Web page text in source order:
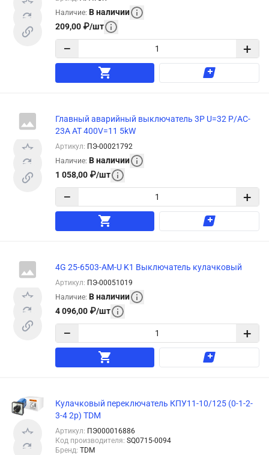
Наличие: В наличии
209,00 ₽/шт
− +
Главный аварийный выключатель 3Р U=32 P/AC-
23A AT 400V=11 5kW
Артикул: ПЭ-00021792
Наличие: В наличии
1 058,00 ₽/шт
− +
4G 25-6503-AM-U K1 Выключатель кулачковый
Артикул: ПЭ-00051019
Наличие: В наличии
4 096,00 ₽/шт
− +
Кулачковый переключатель КПУ11-10/125 (0-1-2-
3-4 2р) TDM
Артикул: ПЭ000016886
Код производителя: SQ0715-0094
Бренд: TDM